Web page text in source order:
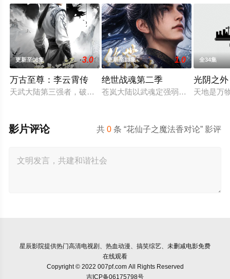
更新至08集 3.0
万古至尊：李云霄传
天武大陆第三强者，破军武帝古飞扬被世界规则所限，修为困
更新至13集 1.0
绝世战魂第二季
苍岚大陆以武魂定强弱，秦家少主秦
全34集
光阴之外
天地是万
共0 条 “花仙子之魔法香对论” 影评
影片评论
星辰影院提供热门高清电视剧、热血动漫、搞笑综艺、未删减电影免费
在线观看
Copyright © 2022 007pf.com All Rights Reserved
吉ICP备06175798号